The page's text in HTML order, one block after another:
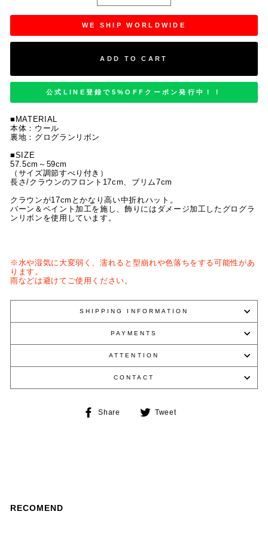
WE SHIP WORLDWIDE
ADD TO CART
公式LINE登録で5%OFFクーポン発行中！！
■MATERIAL
本体：ウール
裏地：グログランリボン
■SIZE
57.5cm～59cm
（サイズ調節すべり付き）
長さ/クラウンのフロント17cm、ブリム7cm
クラウンが17cmとかなり高い中折れハット。
バーン＆ペイント加工を施し、飾りにはダメージ加工したグログラ
ンリボンを使用しています。
※水や湿気に大変弱く、濡れると型崩れや色落ちをする可能性があ
ります。
雨などは避けてご使用ください。
SHIPPING INFORMATION
PAYMENTS
ATTENTION
CONTACT
Share
Share Tweet
RECOMEND